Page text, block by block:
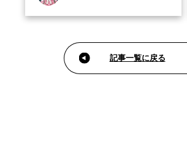
9月のカリキュラムでは、好きなグッズを決め
てから、テーマを決めてオリジナルグッズをデ
記事一覧に戻る